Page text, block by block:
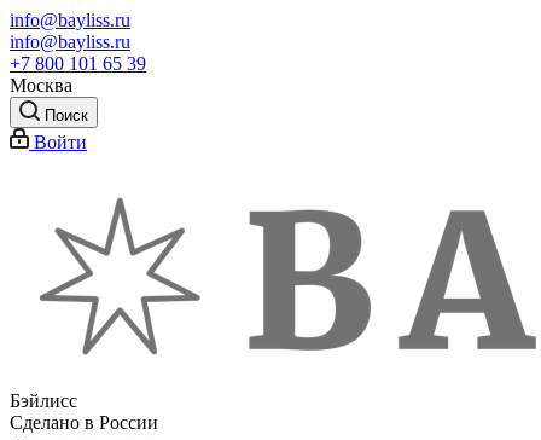
info@bayliss.ru
info@bayliss.ru
+7 800 101 65 39
Москва
Поиск
Войти
Бэйлисс
Сделано в России